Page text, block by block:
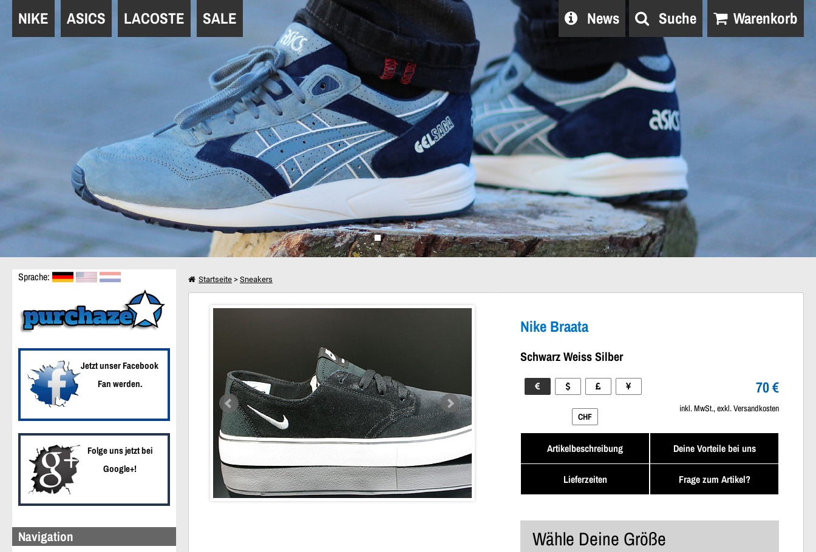
NIKE ASICS LACOSTE SALE News Suche Warenkorb
Dein Warenkorb ist leer!
Weiter einkaufen
Sprache:
Jetzt unser Facebook
Fan werden.
Folge uns jetzt bei
Google+!
Navigation
Startseite > Sneakers
Nike Braata Schwarz Weiss Silber
Nike Braata
Schwarz Weiss Silber
CHF
70 €
inkl. MwSt., exkl. Versandkosten
Artikelbeschreibung
Lieferzeiten
Deine Vorteile bei uns
Frage zum Artikel?
Wähle Deine Größe